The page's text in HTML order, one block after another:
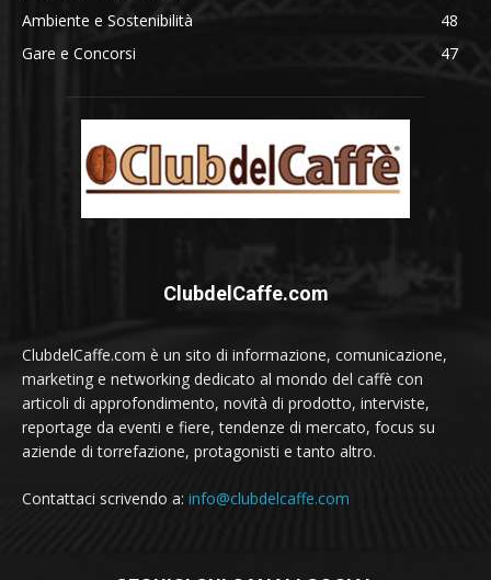
Ambiente e Sostenibilità
48
Gare e Concorsi
47
ClubdelCaffe.com
ClubdelCaffe.com è un sito di informazione, comunicazione,
marketing e networking dedicato al mondo del caffè con
articoli di approfondimento, novità di prodotto, interviste,
reportage da eventi e fiere, tendenze di mercato, focus su
aziende di torrefazione, protagonisti e tanto altro.
Contattaci scrivendo a: info@clubdelcaffe.com